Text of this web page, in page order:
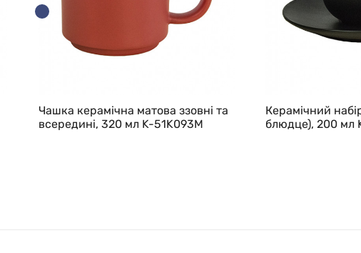
Чашка керамічна матова ззовні та
всередині, 320 мл K-51K093M
Керамічний
блюдце), 200 мл